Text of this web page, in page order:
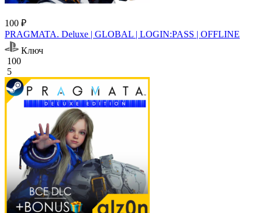
100 ₽
PRAGMATA. Deluxe | GLOBAL | LOGIN:PASS | OFFLINE
Ключ
100
5